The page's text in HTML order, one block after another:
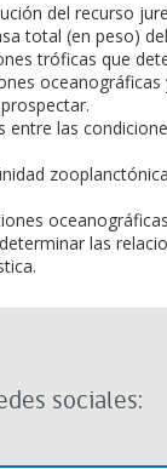
del recurso
total (en peso)
tróficas que
entre las
las
sociales: